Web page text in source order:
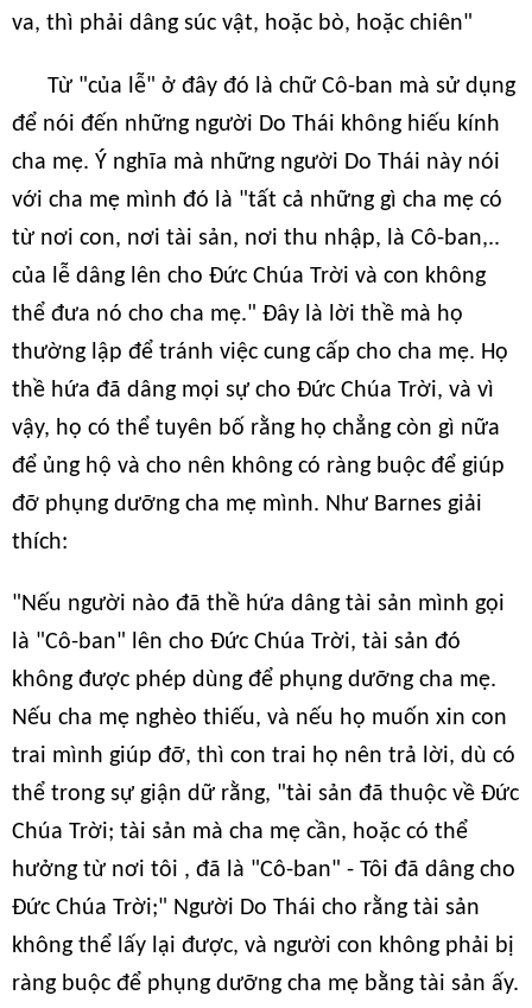
va, thì phải dâng súc vật, hoặc bò, hoặc chiên"
Từ "của lễ" ở đây đó là chữ Cô-ban mà sử dụng
để nói đến những người Do Thái không hiếu kính
cha mẹ. Ý nghĩa mà những người Do Thái này nói
với cha mẹ mình đó là "tất cả những gì cha mẹ có
từ nơi con, nơi tài sản, nơi thu nhập, là Cô-ban,..
của lễ dâng lên cho Đức Chúa Trời và con không
thể đưa nó cho cha mẹ." Đây là lời thề mà họ
thường lập để tránh việc cung cấp cho cha mẹ. Họ
thề hứa đã dâng mọi sự cho Đức Chúa Trời, và vì
vậy, họ có thể tuyên bố rằng họ chẳng còn gì nữa
để ủng hộ và cho nên không có ràng buộc để giúp
đỡ phụng dưỡng cha mẹ mình. Như Barnes giải
thích:
"Nếu người nào đã thề hứa dâng tài sản mình gọi
là "Cô-ban" lên cho Đức Chúa Trời, tài sản đó
không được phép dùng để phụng dưỡng cha mẹ.
Nếu cha mẹ nghèo thiếu, và nếu họ muốn xin con
trai mình giúp đỡ, thì con trai họ nên trả lời, dù có
thể trong sự giận dữ rằng, "tài sản đã thuộc về Đức
Chúa Trời; tài sản mà cha mẹ cần, hoặc có thể
hưởng từ nơi tôi , đã là "Cô-ban" - Tôi đã dâng cho
Đức Chúa Trời;" Người Do Thái cho rằng tài sản
không thể lấy lại được, và người con không phải bị
ràng buộc để phụng dưỡng cha mẹ bằng tài sản ấy.